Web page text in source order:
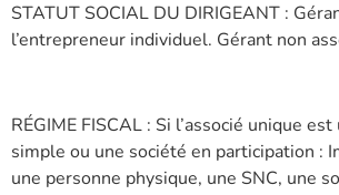
STATUT SOCIAL DU DIRIGEANT :
l’entrepreneur individuel. Gérant non
RÉGIME FISCAL : Si l’associé unique
simple ou une société en participation :
une personne physique, une SNC, une